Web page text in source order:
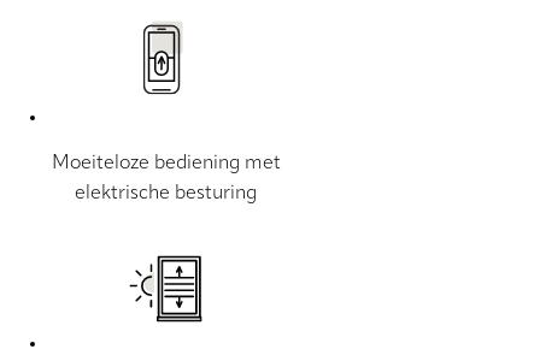
Moeiteloze bediening met
elektrische besturing